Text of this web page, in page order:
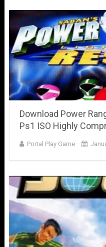
Download Power
Ps1 ISO Highly
Portal Play Game